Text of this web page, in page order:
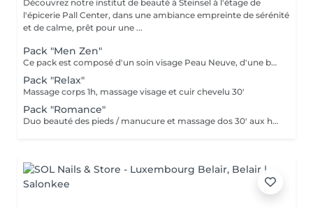
Découvrez notre institut de beauté à Steinsel à l'étage de
l'épicerie Pall Center, dans une ambiance empreinte de sérénité
et de calme, prêt pour une ...
Pack "Men Zen"
Ce pack est composé d'un soin visage Peau Neuve, d'une beauté des pieds et d'un massage "Escale à Marrakech" (1h de massage) déconnection et expérience sensorielle Pour récupérer un homme zen :-)
Pack "Relax"
Massage corps 1h, massage visage et cuir chevelu 30'
Pack "Romance"
Duo beauté des pieds / manucure et massage dos 30' aux huiles chaudes